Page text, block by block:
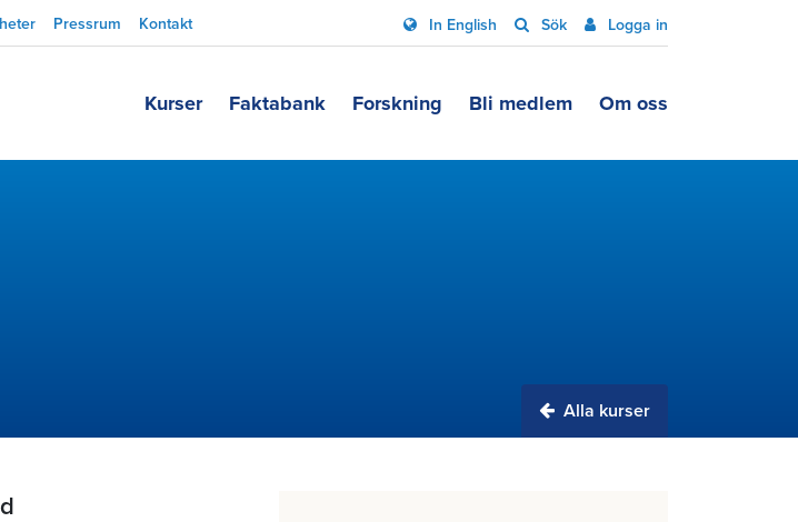
Pressrum Kontakt In English Sök Logga in
Kurser Faktabank Forskning Bli medlem Om oss
Alla kurser